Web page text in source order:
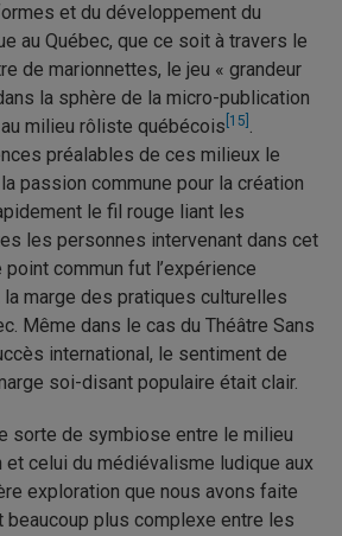
et du développement du
au Québec, que ce soit à travers le
de marionnettes, le jeu « grandeur
la sphère de la micro-publication
milieu rôliste québécois [15] .
préalables de ces milieux le
passion commune pour la création
le fil rouge liant les
les personnes intervenant dans cet
point commun fut l’expérience
marge des pratiques culturelles
Même dans le cas du Théâtre Sans
international, le sentiment de
soi-disant populaire était clair.
sorte de symbiose entre le milieu
celui du médiévalisme ludique aux
exploration que nous avons faite
beaucoup plus complexe entre les